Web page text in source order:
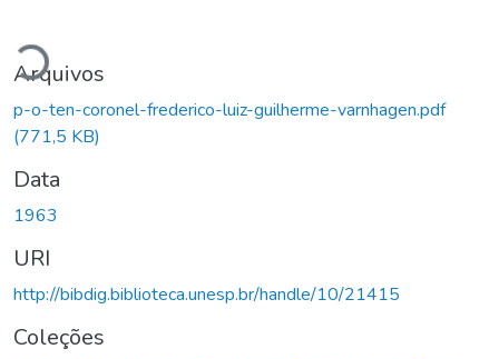
Arquivos
p-o-ten-coronel-frederico-luiz-guilherme-varnhagen.pdf
(771,5 KB)
Data
1963
URI
http://bibdig.biblioteca.unesp.br/handle/10/21415
Coleções